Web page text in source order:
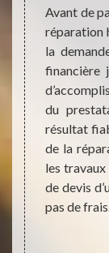
sont
de
Et
il
aux
Avant de
réparation
la
financière
du
résultat
de la
les travaux
de devis
pas de